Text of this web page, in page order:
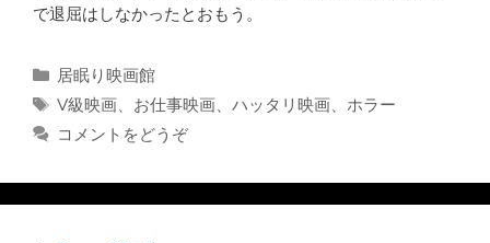
で退屈はしなかったとおもう。
カ
テ
リ
居眠り映画館
タ
グ
V級映画、 お仕事映画、 ハッタリ映画、 ホラー
コメントをどうぞ